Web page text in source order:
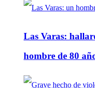
Las Varas:
hombre de 80